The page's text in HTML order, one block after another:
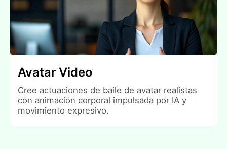
Avatar Video
Cree actuaciones de baile de avatar realistas
con animación corporal impulsada por IA y
movimiento expresivo.